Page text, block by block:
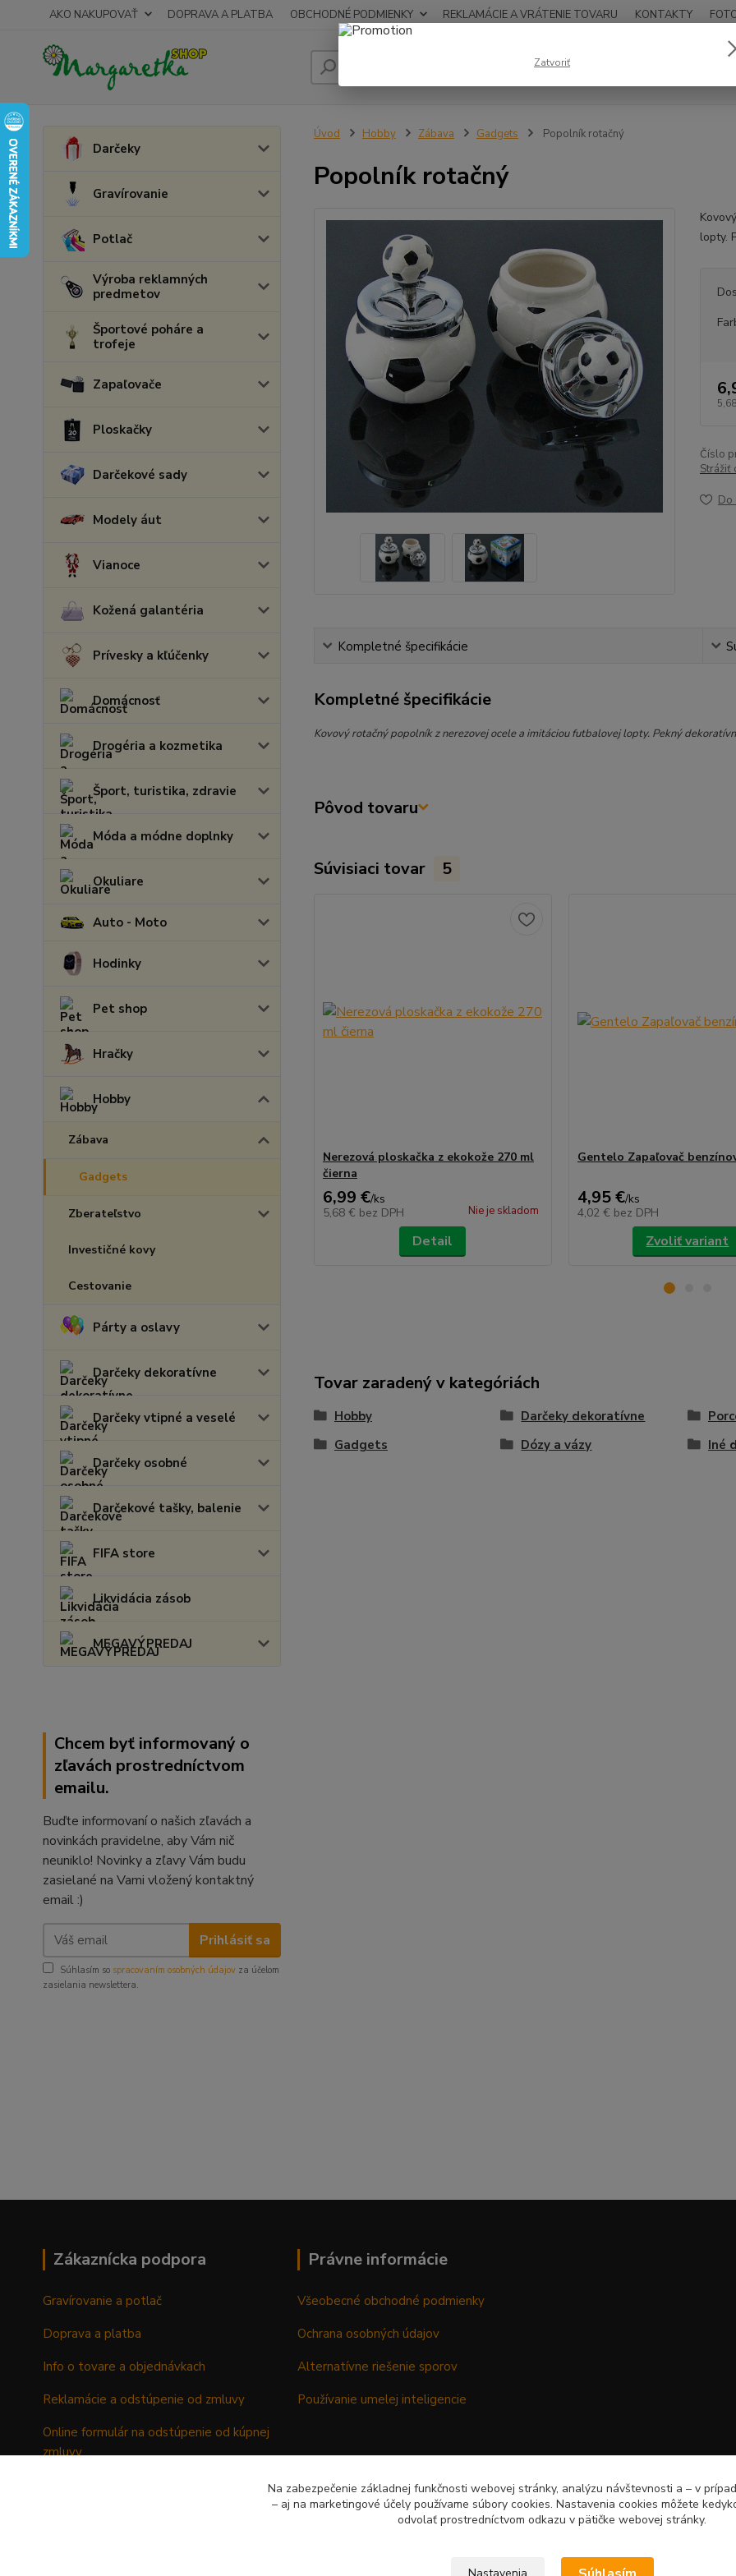
AKO NAKUPOVAŤ DOPRAVA A PLATBA OBCHODNÉ PODMIENKY REKLAMÁCIE A VRÁTENIE TOVARU KONTAKTY
Hľadať
Darčeky
Gravírovanie
Potlač
Výroba reklamných
predmetov
Športové poháre a
trofeje
Zapaľovače
Ploskačky
Darčekové sady
Modely áut
Vianoce
Kožená galantéria
Prívesky a kľúčenky
Domácnosť
Drogéria a kozmetika
Šport, turistika, zdravie
Móda a módne doplnky
Okuliare
Auto - Moto
Hodinky
Pet shop
Hračky
Hobby
Zábava
Gadgets
Zberateľstvo
Investičné kovy
Cestovanie
Párty a oslavy
Darčeky dekoratívne
Darčeky vtipné a veselé
Darčeky osobné
Darčekové tašky, balenie
FIFA store
Likvidácia zásob
MEGAVÝPREDAJ
Chcem byť informovaný o
zľavách prostredníctvom
emailu.
Buďte informovaní o našich zľavách a
novinkách pravidelne, aby Vám nič
neuniklo! Novinky a zľavy Vám budu
zasielané na Vami vložený kontaktný
email :)
Prihlásiť sa
Súhlasím so spracovaním osobných údajov za účelom
zasielania newslettera.
Úvod Hobby Zábava Gadgets Popolník rotačný
Popolník rotačný
lopty.
Číslo
Strážiť
Do
Kompletné špecifikácie
Kompletné špecifikácie
Kovový rotačný popolník z nerezovej ocele a imitáciou futbalovej lopty. Pekný
Pôvod tovaru
Súvisiaci tovar 5
Nerezová ploskačka z ekokože 270 ml
čierna
6,99 €/ks
5,68 € bez DPH Nie je skladom
Detail
Gentelo Zapaľovač
4,95 €/ks
4,02 € bez DPH
Zvoliť variant
Tovar zaradený v kategóriách
Hobby Darčeky dekoratívne
Gadgets
Dózy a vázy Iné
Zákaznícka podpora
Gravírovanie a potlač
Doprava a platba
Info o tovare a objednávkach
Reklamácie a odstúpenie od zmluvy
Online formulár na odstúpenie od kúpnej
zmluvy
Právne informácie
Všeobecné obchodné podmienky
Ochrana osobných údajov
Alternatívne riešenie sporov
Používanie umelej inteligencie
Zatvoriť
Na zabezpečenie základnej funkčnosti webovej stránky, analýzu návštevnosti a – v
– aj na marketingové účely používame súbory cookies. Nastavenia cookies môžete
odvolať prostredníctvom odkazu v pätičke webovej stránky.